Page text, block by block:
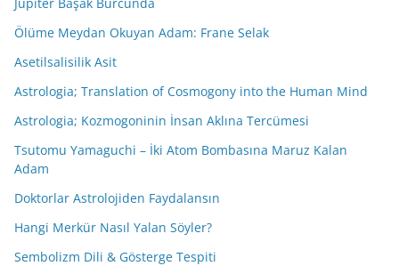
Ölüme Meydan Okuyan Adam: Frane Selak
Asetilsalisilik Asit
Astrologia; Translation of Cosmogony into the Human Mind
Astrologia; Kozmogoninin İnsan Aklına Tercümesi
Tsutomu Yamaguchi – İki Atom Bombasına Maruz Kalan
Adam
Doktorlar Astrolojiden Faydalansın
Hangi Merkür Nasıl Yalan Söyler?
Sembolizm Dili & Gösterge Tespiti